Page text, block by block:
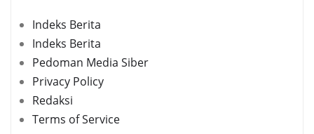
Indeks Berita
Indeks Berita
Pedoman Media Siber
Privacy Policy
Redaksi
Terms of Service